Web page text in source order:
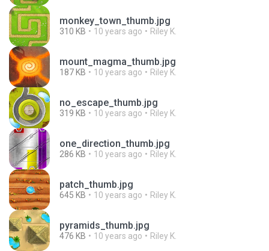
monkey_town_thumb.jpg
310 KB 10 years ago Riley K.
mount_magma_thumb.jpg
187 KB 10 years ago Riley K.
no_escape_thumb.jpg
319 KB 10 years ago Riley K.
one_direction_thumb.jpg
286 KB 10 years ago Riley K.
patch_thumb.jpg
645 KB 10 years ago Riley K.
pyramids_thumb.jpg
476 KB 10 years ago Riley K.